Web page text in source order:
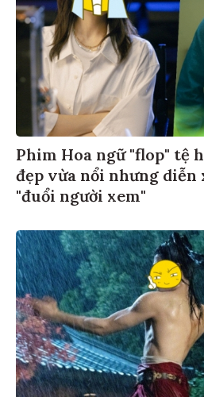
Phim Hoa ngữ "flop" tệ
đẹp vừa nổi nhưng diễn
"đuổi người xem"